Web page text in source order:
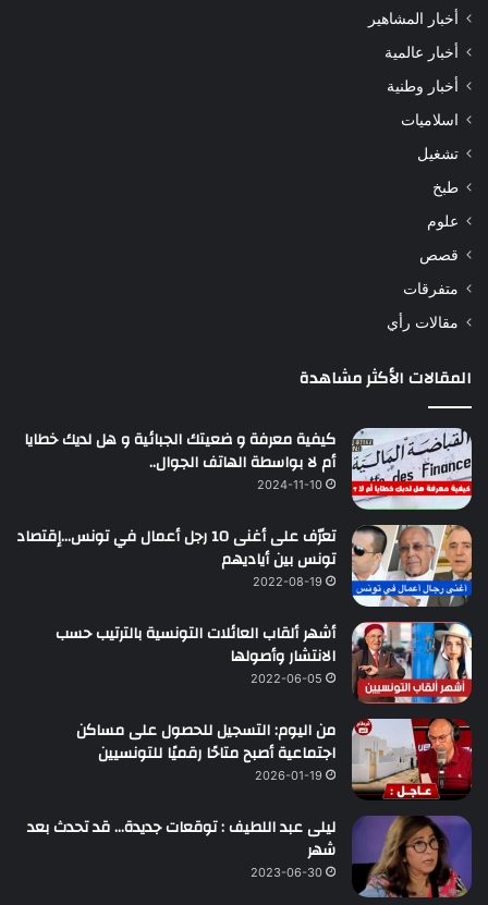
أخبار المشاهير
أخبار عالمية
أخبار وطنية
اسلاميات
تشغيل
طبخ
علوم
قصص
متفرقات
مقالات رأي
المقالات الأكثر مشاهدة
كيفية معرفة و ضعيتك الجبائية و هل لديك خطايا
أم لا بواسطة الهاتف الجوال..
2024-11-10
تعرّف على أغنى 10 رجل أعمال في تونس…إقتصاد
تونس بين أياديهم
2022-08-19
أشهر ألقاب العائلات التونسية بالترتيب حسب
الانتشار وأصولها
2022-06-05
من اليوم: التسجيل للحصول على مساكن
اجتماعية أصبح متاحًا رقميًا للتونسيين
2026-01-19
ليلى عبد اللطيف : توقعات جديدة… قد تحدث بعد
شهر
2023-06-30